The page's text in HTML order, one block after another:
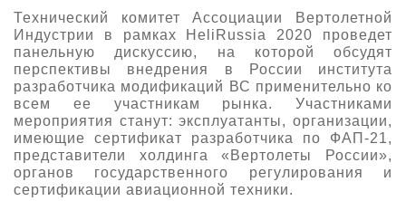
Документы
Контакты
Заочное участие
Прилет на выставку
Основные требования МВЦ «Крокус Экспо»
Место проведения HeliRussia
Схема проезда
Правила доступа и пребывания Крокус Экспо
Для СМИ
Аккредитация прессы
Условия инфопартнёрства
Положение об аккредитации
Публикации о выставке
Пресс-релизы
Архив
Технический комитет Ассоциации Вертолетной
Индустрии в рамках HeliRussia 2020 проведет
панельную дискуссию, на которой обсудят
перспективы внедрения в России института
разработчика модификаций ВС применительно ко
всем ее участникам рынка. Участниками
мероприятия станут: эксплуатанты, организации,
имеющие сертификат разработчика по ФАП-21,
представители холдинга «Вертолеты России»,
органов государственного регулирования и
сертификации авиационной техники.